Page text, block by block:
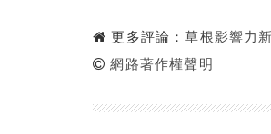
更多評論：草根影響力
網路著作權聲明